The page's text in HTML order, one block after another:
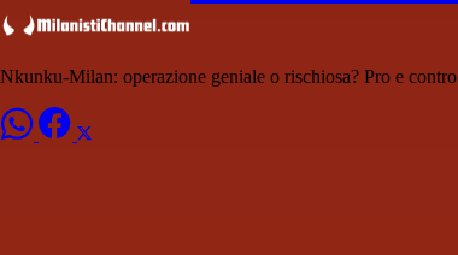
Nkunku-Milan: operazione geniale o rischiosa? Pro e contro